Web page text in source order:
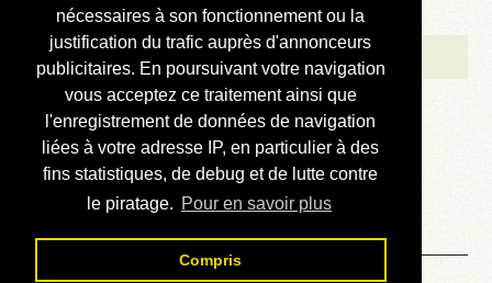
nécessaires à son fonctionnement ou la
justification du trafic auprès d'annonceurs
publicitaires. En poursuivant votre navigation
vous acceptez ce traitement ainsi que
l'enregistrement de données de navigation
liées à votre adresse IP, en particulier à des
fins statistiques, de debug et de lutte contre
le piratage. Pour en savoir plus
Compris
Réalisations
Divers (et d’été)
Annonces
Liens externes
Téléchargement
Contact